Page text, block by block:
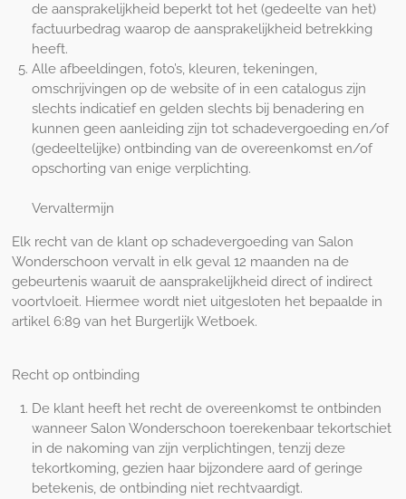
de aansprakelijkheid beperkt tot het (gedeelte van het)
factuurbedrag waarop de aansprakelijkheid betrekking
heeft.
Alle afbeeldingen, foto’s, kleuren, tekeningen,
omschrijvingen op de website of in een catalogus zijn
slechts indicatief en gelden slechts bij benadering en
kunnen geen aanleiding zijn tot schadevergoeding en/of
(gedeeltelijke) ontbinding van de overeenkomst en/of
opschorting van enige verplichting.
Vervaltermijn
Elk recht van de klant op schadevergoeding van Salon
Wonderschoon vervalt in elk geval 12 maanden na de
gebeurtenis waaruit de aansprakelijkheid direct of indirect
voortvloeit. Hiermee wordt niet uitgesloten het bepaalde in
artikel 6:89 van het Burgerlijk Wetboek.
Recht op ontbinding
De klant heeft het recht de overeenkomst te ontbinden
wanneer Salon Wonderschoon toerekenbaar tekortschiet
in de nakoming van zijn verplichtingen, tenzij deze
tekortkoming, gezien haar bijzondere aard of geringe
betekenis, de ontbinding niet rechtvaardigt.